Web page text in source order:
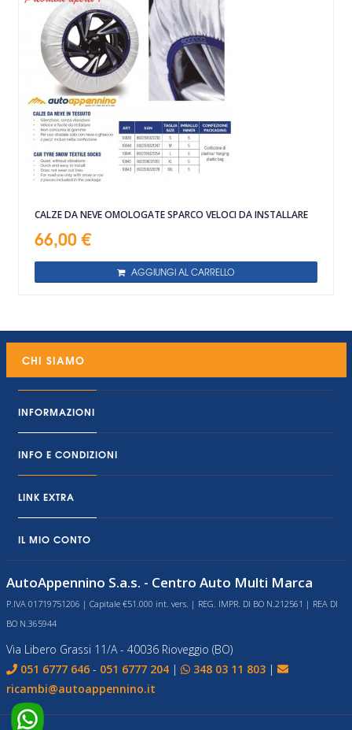
CALZE DA NEVE OMOLOGATE SPARCO VELOCI DA INSTALLARE
66,00 €
AGGIUNGI AL CARRELLO
CHI SIAMO
INFORMAZIONI
INFO E CONDIZIONI
LINK EXTRA
IL MIO CONTO
AutoAppennino S.a.s. - Centro Auto Multi Marca
P.IVA 01719751206 | Capitale €51.000 int. vers. | REG. IMPR. DI BO N.212561 | REA DI
BO N.365944
Via Libero Grassi 11/A - 40036 Rioveggio (BO)
051 6777 646 - 051 6777 204 | 348 03 11 803 |
ricambi@autoappennino.it